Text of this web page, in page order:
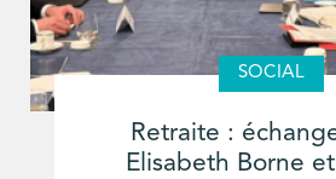
SOCIAL
Retraite :
Elisabeth Borne